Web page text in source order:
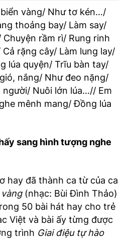
vàng/ Như tơ kén…/
thoảng bay/ Làm say/
rầm rì/ Rung rinh
rặng cây/ Làm lung lay/
lúa quyện/ Trĩu bàn tay/
nắng/ Như đeo nặng/
người/ Nuôi lớn lúa…// Em
mênh mang/ Đồng lúa
sang hình tượng nghe
hay đã thành ca từ của ca
(nhạc: Bùi Đình Thảo)
50 bài hát hay cho trẻ
Việt và bài ấy từng được
trình Giai điệu tự hào